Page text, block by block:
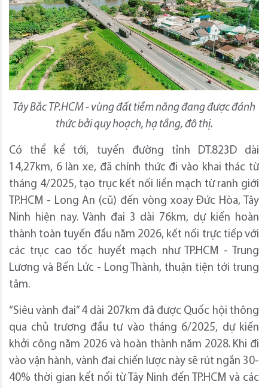
Tây Bắc TP.HCM - vùng đất tiềm năngđang được đánh
thức bởi quy hoạch, hạ tầng, đô thị.
Có thể kể tới, tuyến đường tỉnh DT.823D dài
14,27km, 6 làn xe, đã chính thức đi vào khai thác từ
tháng 4/2025, tạo trục kết nối liền mạch từ ranh giới
TP.HCM - Long An (cũ) đến vòng xoay Đức Hòa, Tây
Ninh hiện nay. Vành đai 3 dài 76km, dự kiến hoàn
thành toàn tuyến đầu năm 2026, kết nối trực tiếp với
các trục cao tốc huyết mạch như TP.HCM - Trung
Lương và Bến Lức - Long Thành, thuận tiện tới trung
tâm.
“Siêu vành đai” 4 dài 207km đã được Quốc hội thông
qua chủ trương đầu tư vào tháng 6/2025, dự kiến
khởi công năm 2026 và hoàn thành năm 2028. Khi đi
vào vận hành, vành đai chiến lược này sẽ rút ngắn 30-
40% thời gian kết nối từ Tây Ninh đến TP.HCM và các